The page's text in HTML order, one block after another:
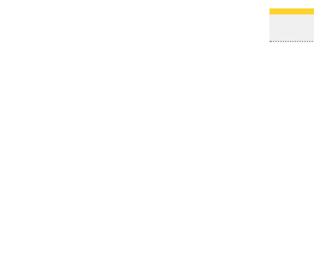
03/08